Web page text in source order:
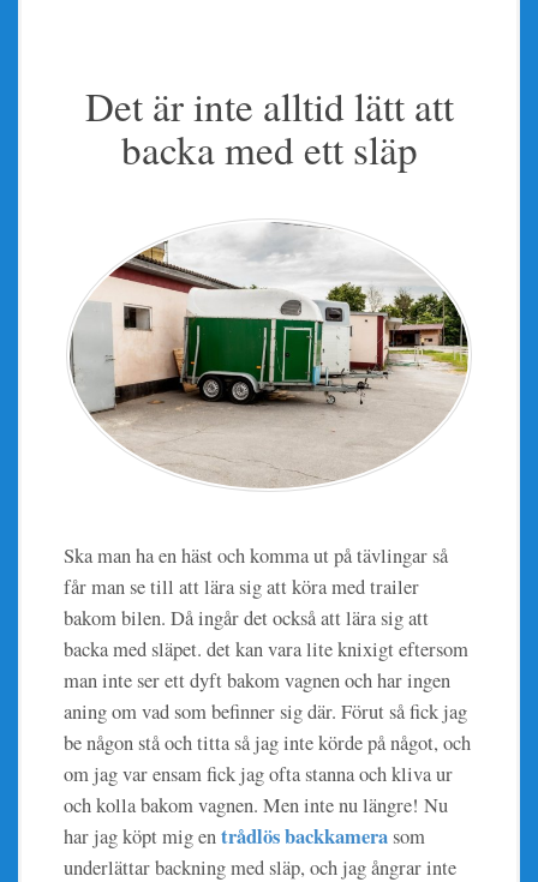
Det är inte alltid lätt att
backa med ett släp
Ska man ha en häst och komma ut på tävlingar så
får man se till att lära sig att köra med trailer
bakom bilen. Då ingår det också att lära sig att
backa med släpet. det kan vara lite knixigt eftersom
man inte ser ett dyft bakom vagnen och har ingen
aning om vad som befinner sig där. Förut så fick jag
be någon stå och titta så jag inte körde på något, och
om jag var ensam fick jag ofta stanna och kliva ur
och kolla bakom vagnen. Men inte nu längre! Nu
har jag köpt mig entrådlös backkamerasom
underlättar backning med släp, och jag ångrar inte